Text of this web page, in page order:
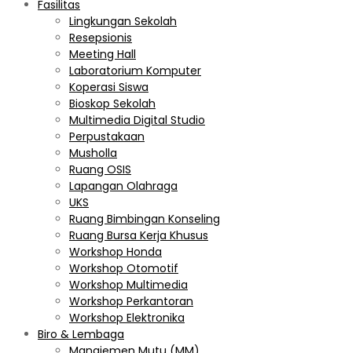
Fasilitas
Lingkungan Sekolah
Resepsionis
Meeting Hall
Laboratorium Komputer
Koperasi Siswa
Bioskop Sekolah
Multimedia Digital Studio
Perpustakaan
Musholla
Ruang OSIS
Lapangan Olahraga
UKS
Ruang Bimbingan Konseling
Ruang Bursa Kerja Khusus
Workshop Honda
Workshop Otomotif
Workshop Multimedia
Workshop Perkantoran
Workshop Elektronika
Biro & Lembaga